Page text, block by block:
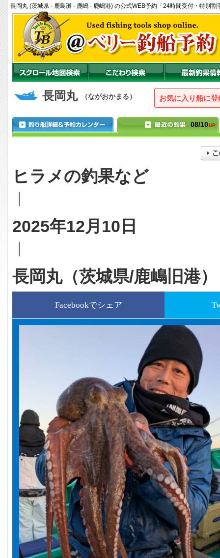
長岡丸 (茨城県 - 鹿島灘 - 鹿嶋 - 鹿嶋港) の公式WEB予約「24時間受付・特別割
長岡丸 （ながおかまる） お気に入り船に登
08/10UP
ヒラメの釣果など
｜
2025年12月10日
｜
長岡丸（茨城県/鹿嶋旧港）
Facebookでシェア